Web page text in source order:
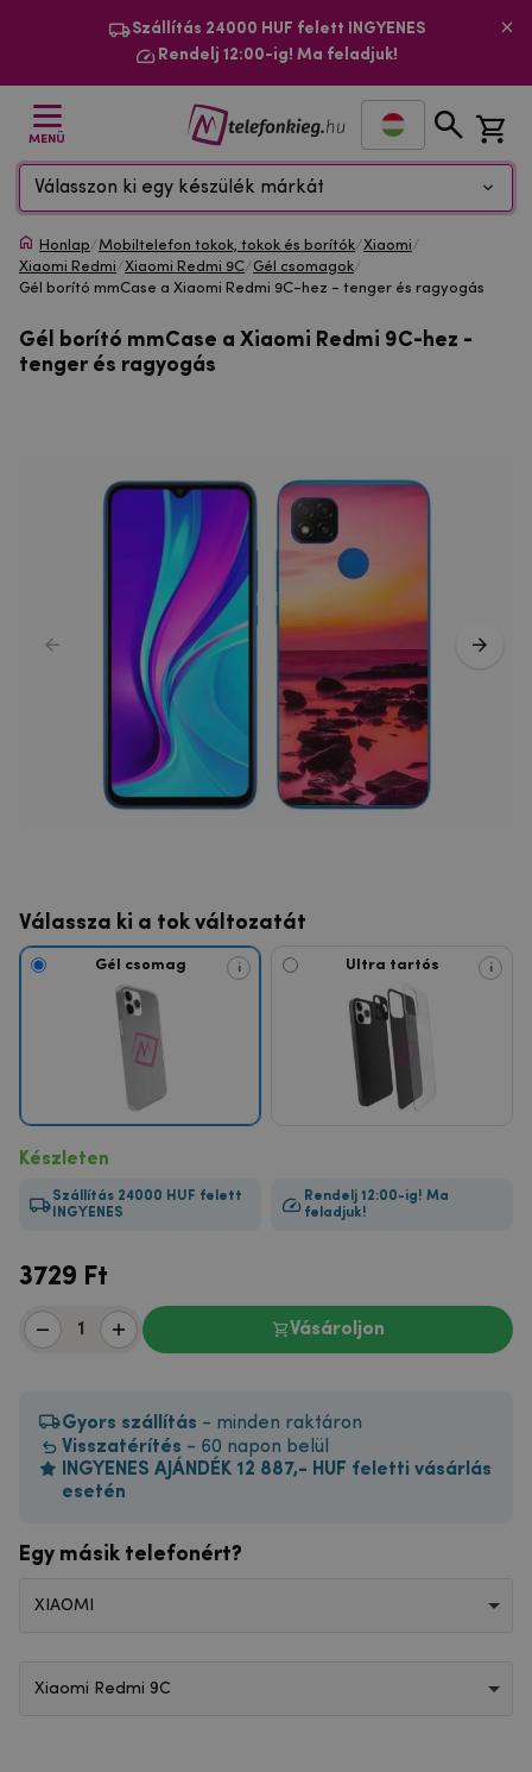
Szállítás 24000 HUF felett INGYENES
Rendelj 12:00-ig! Ma feladjuk!
MENÜ
Válasszon ki egy készülék márkát
Honlap/Mobiltelefon tokok, tokok és borítók/Xiaomi/
Xiaomi Redmi/Xiaomi Redmi 9C/Gél csomagok/
Gél borító mmCase a Xiaomi Redmi 9C-hez - tenger és ragyogás
Gél borító mmCase a Xiaomi Redmi 9C-hez -
tenger és ragyogás
Válassza ki a tok változatát
Gél csomag i Ultra tartós i
Készleten
Szállítás 24000 HUF felett
INGYENES
Rendelj 12:00-ig! Ma
feladjuk!
3729 Ft
Vásároljon
Gyors szállítás - minden raktáron
Visszatérítés - 60 napon belül
INGYENES AJÁNDÉK 12 887,- HUF feletti vásárlás
esetén
Egy másik telefonért?
XIAOMI
Xiaomi Redmi 9C